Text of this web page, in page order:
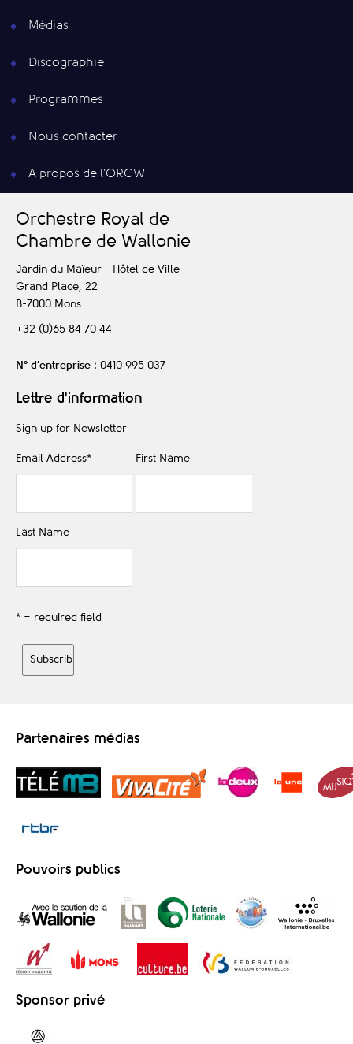
Médias
Discographie
Programmes
Nous contacter
A propos de l’ORCW
Orchestre Royal de
Chambre de Wallonie
Jardin du Maïeur - Hôtel de Ville
Grand Place, 22
B-7000 Mons
+32 (0)65 84 70 44
N° d’entreprise : 0410 995 037
Lettre d'information
Sign up for Newsletter
Email Address* First Name
Last Name
* = required field
Partenaires médias
Pouvoirs publics
Sponsor privé